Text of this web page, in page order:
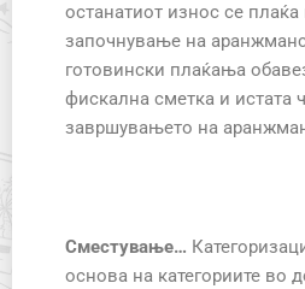
останатиот износ се
започнување на
готовински плаќања
фискална сметка и истата
завршувањето на
Сместување…
основа на категориите во